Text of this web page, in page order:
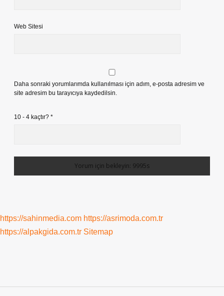
Web Sitesi
Daha sonraki yorumlarımda kullanılması için adım, e-posta adresim ve
site adresim bu tarayıcıya kaydedilsin.
10 - 4 kaçtır? *
https://sahinmedia.com https://asrimoda.com.tr
https://alpakgida.com.tr Sitemap